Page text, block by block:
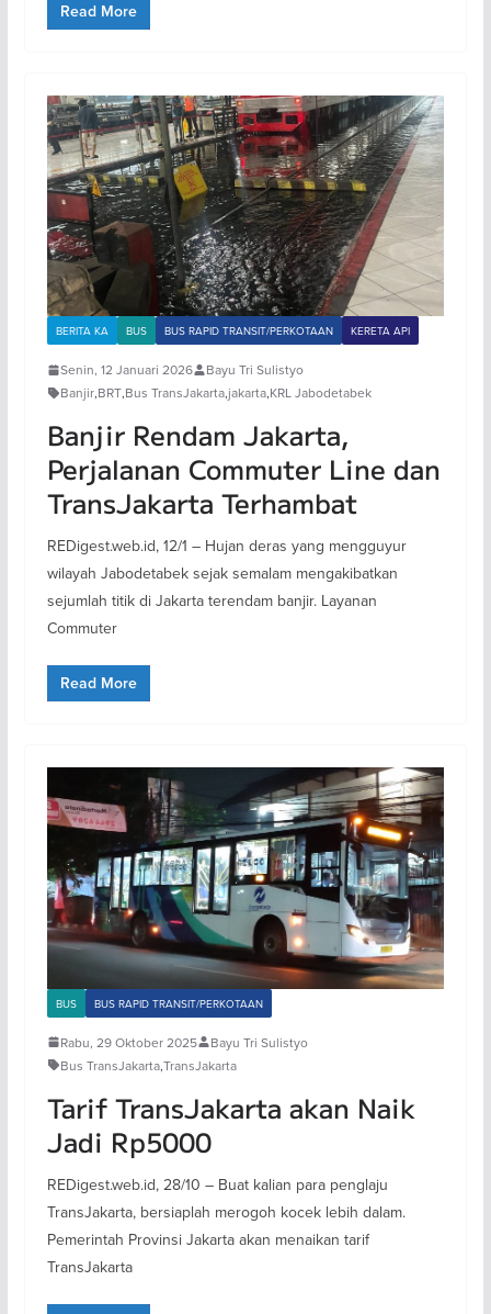
Read More
BERITA KA BUS BUS RAPID TRANSIT/PERKOTAAN KERETA API
Senin, 12 Januari 2026
Bayu Tri Sulistyo
Banjir,BRT,Bus TransJakarta,jakarta,KRL Jabodetabek
Banjir Rendam Jakarta,
Perjalanan Commuter Line dan
TransJakarta Terhambat
REDigest.web.id, 12/1 – Hujan deras yang mengguyur
wilayah Jabodetabek sejak semalam mengakibatkan
sejumlah titik di Jakarta terendam banjir. Layanan
Commuter
Read More
BUS BUS RAPID TRANSIT/PERKOTAAN
Rabu, 29 Oktober 2025
Bayu Tri Sulistyo
Bus TransJakarta,TransJakarta
Tarif TransJakarta akan Naik
Jadi Rp5000
REDigest.web.id, 28/10 – Buat kalian para penglaju
TransJakarta, bersiaplah merogoh kocek lebih dalam.
Pemerintah Provinsi Jakarta akan menaikan tarif
TransJakarta